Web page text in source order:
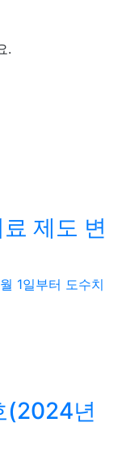
.
제도 변
1일부터 도수치
(2024년